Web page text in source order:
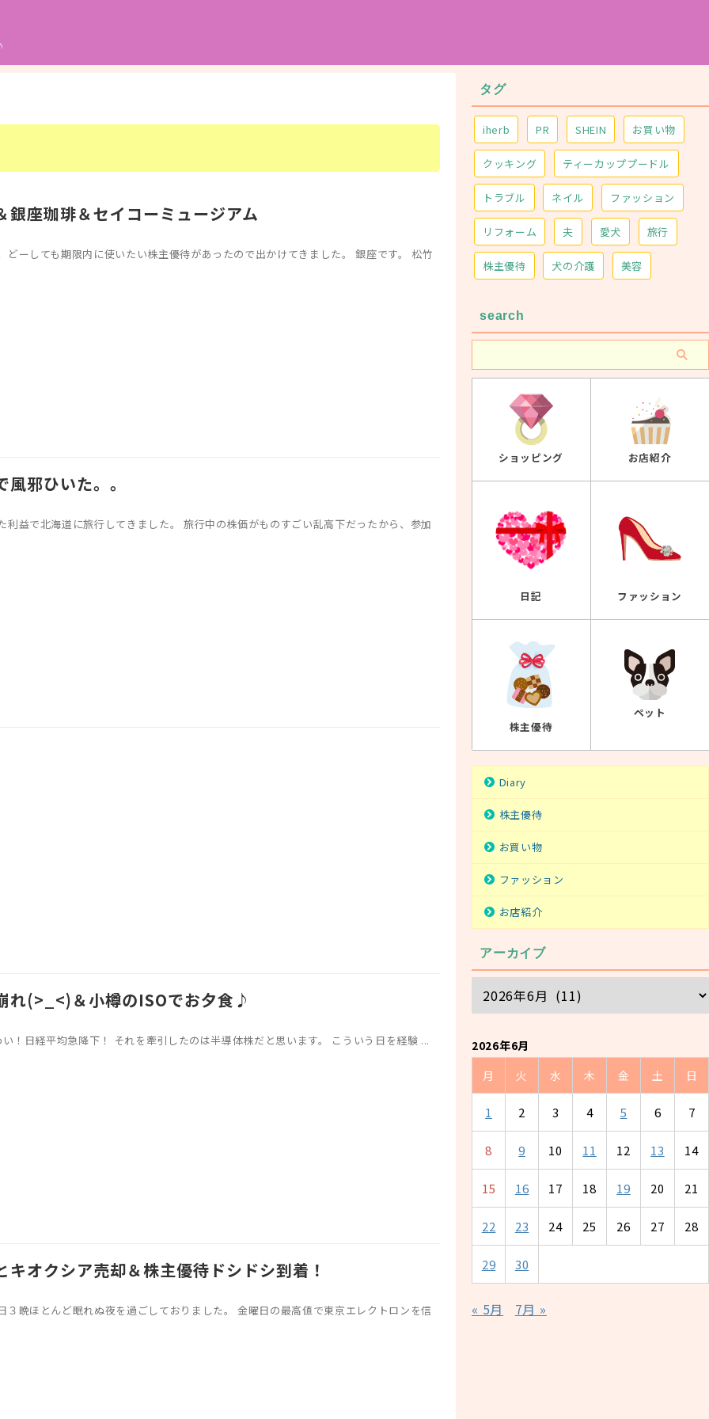
銀座珈琲＆セイコーミュージアム
どーしても期限内に使いたい株主優待があったので出かけてきました。 銀座です。 松竹
邪ひいた。。
利益で北海道に旅行してきました。 旅行中の株価がものすごい乱高下だったから、参加
れ(>_<)＆小樽のISOでお夕食♪
！日経平均急降下！ それを牽引したのは半導体株だと思います。 こういう日を経験 ...
キオクシア売却＆株主優待ドシドシ到着！
３晩ほとんど眠れぬ夜を過ごしておりました。 金曜日の最高値で東京エレクトロンを信
タグ
iherb PR SHEIN お買い物
クッキング ティーカッププードル
トラブル ネイル ファッション
リフォーム 夫 愛犬 旅行
株主優待 犬の介護 美容
search
ショッピング お店紹介
日記 ファッション
株主優待
ペット
Diary
株主優待
お買い物
ファッション
お店紹介
アーカイブ
2026年6月
月
火 水 木 金 土 日
1 2 3 4 5 6 7
8 9 10 11 12 13 14
15 16 17 18 19 20 21
22 23 24 25 26 27 28
29 30
« 5月 7月 »